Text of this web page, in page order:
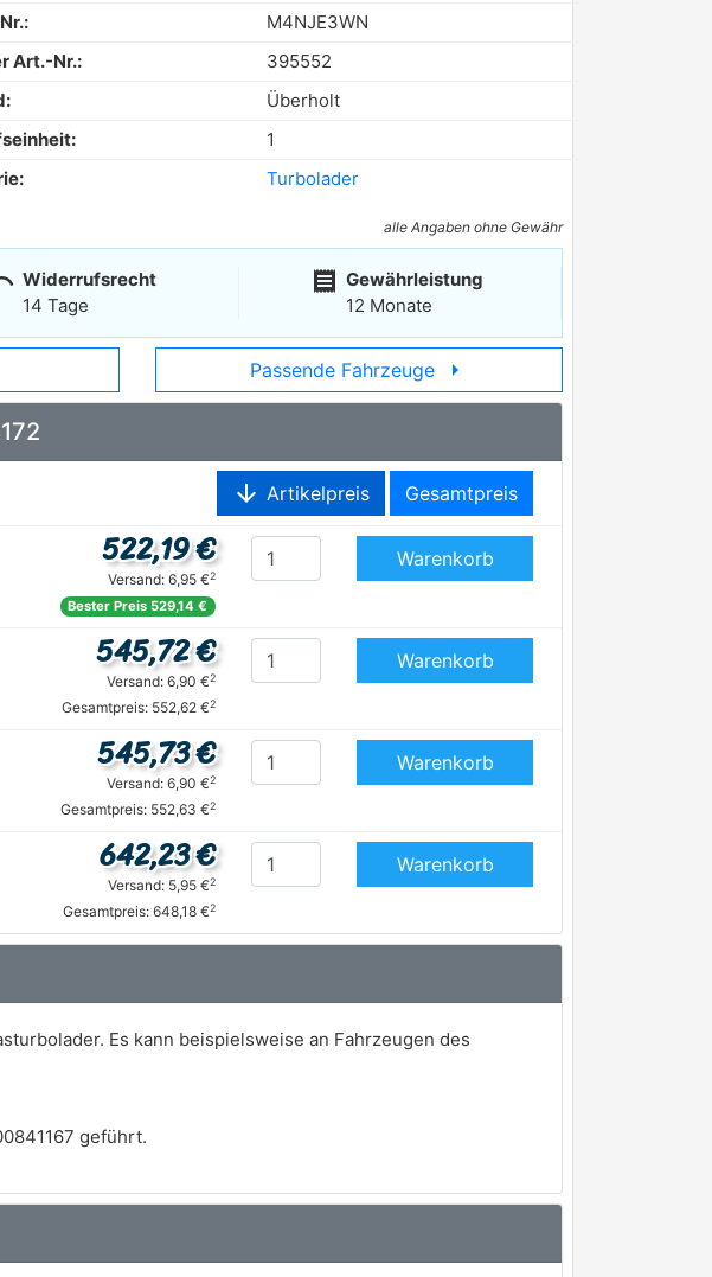
M4NJE3WN
Art.-Nr.:
395552
Überholt
1
Turbolader
alle Angaben ohne Gewähr
Widerrufsrecht
14 Tage
receipt Gewährleistung
12 Monate
Passende Fahrzeuge arrow_right
arrow_downward Artikelpreis Gesamtpreis
522,19 €
Versand: 6,95 €2
Bester Preis 529,14 €
Warenkorb
545,72 €
Versand: 6,90 €2
Gesamtpreis: 552,62 €2
Warenkorb
545,73 €
Versand: 6,90 €2
Gesamtpreis: 552,63 €2
Warenkorb
642,23 €
Versand: 5,95 €2
Gesamtpreis: 648,18 €2
Warenkorb
Es kann beispielsweise an Fahrzeugen des
geführt.